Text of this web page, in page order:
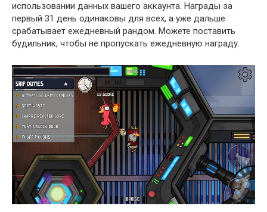
использовании данных вашего аккаунта. Награды за
первый 31 день одинаковы для всех, а уже дальше
срабатывает ежедневный рандом. Можете поставить
будильник, чтобы не пропускать ежедневную награду.